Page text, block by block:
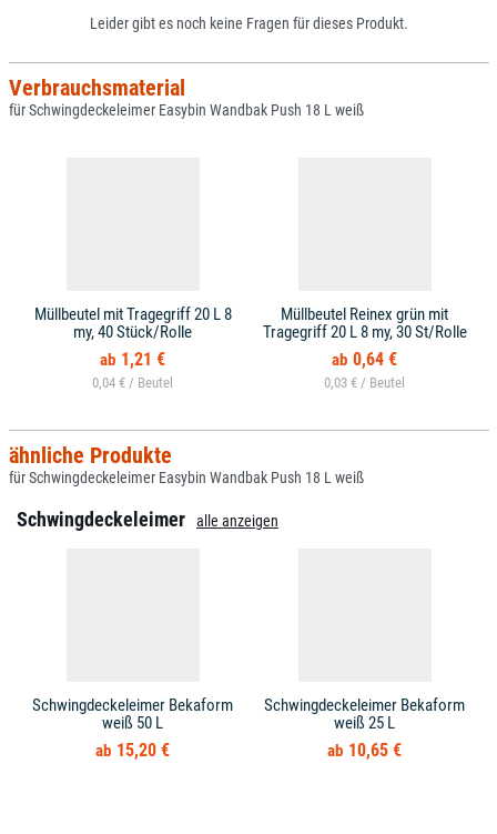
Leider gibt es noch keine Fragen für dieses Produkt.
Verbrauchsmaterial
für Schwingdeckeleimer Easybin Wandbak Push 18 L weiß
Müllbeutel mit Tragegriff 20 L 8
my, 40 Stück/Rolle
1,21 €
0,04 € /
Müllbeutel Reinex grün mit
Tragegriff 20 L 8 my, 30 St/Rolle
0,64 €
0,03 € /
ähnliche Produkte
für Schwingdeckeleimer Easybin Wandbak Push 18 L weiß
Schwingdeckeleimer alle anzeigen
Schwingdeckeleimer Bekaform
weiß 50 L
15,20 €
Schwingdeckeleimer Bekaform
weiß 25 L
10,65 €